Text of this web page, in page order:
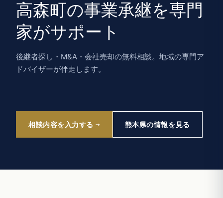
高森町の事業承継を専門
家がサポート
後継者探し・M&A・会社売却の無料相談。地域の専門ア
ドバイザーが伴走します。
相談内容を入力する 熊本県の情報を見る